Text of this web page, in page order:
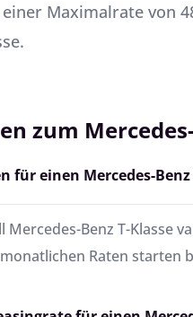
Maximalrate von
zum
für einen Mercedes-Benz
Mercedes-Benz T-
Raten starten